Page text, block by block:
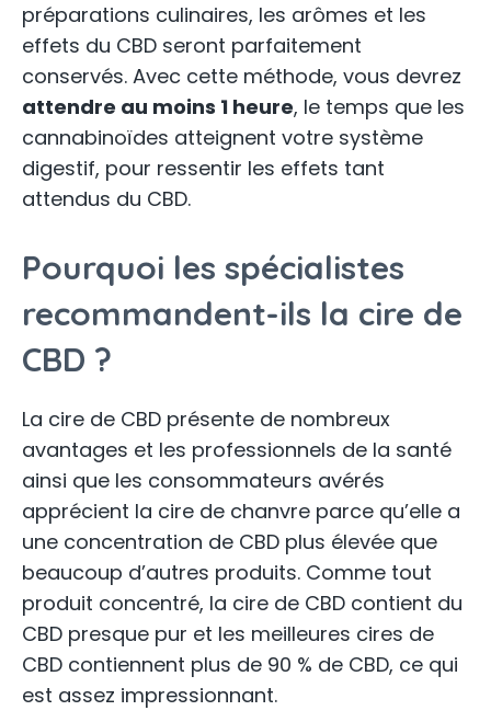
préparations culinaires, les arômes et les
effets du CBD seront parfaitement
conservés. Avec cette méthode, vous devrez
attendre au moins 1 heure, le temps que les
cannabinoïdes atteignent votre système
digestif, pour ressentir les effets tant
attendus du CBD.
Pourquoi les spécialistes
recommandent-ils la cire de
CBD ?
La cire de CBD présente de nombreux
avantages et les professionnels de la santé
ainsi que les consommateurs avérés
apprécient la cire de chanvre parce qu’elle a
une concentration de CBD plus élevée que
beaucoup d’autres produits. Comme tout
produit concentré, la cire de CBD contient du
CBD presque pur et les meilleures cires de
CBD contiennent plus de 90 % de CBD, ce qui
est assez impressionnant.